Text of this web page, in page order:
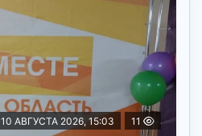
10 АВГУСТА 2026, 15:03 11